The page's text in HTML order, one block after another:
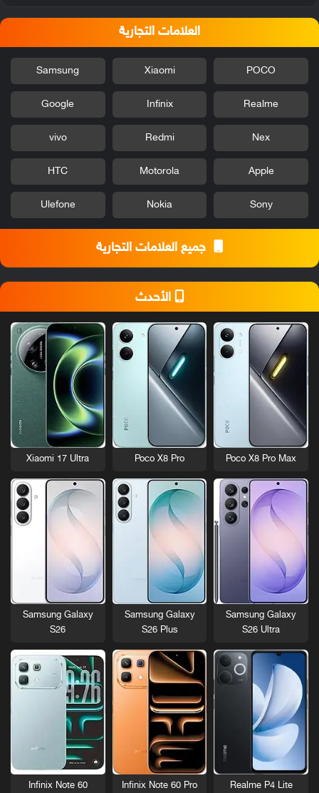
العلامات التجارية
POCO
Xiaomi
Samsung
Realme
Infinix
Google
Nex
Redmi
vivo
Apple
Motorola
HTC
Sony
Nokia
Ulefone
جميع العلامات التجارية
الأحدث
Poco X8 Pro Max
Poco X8 Pro
Xiaomi 17 Ultra
Samsung Galaxy
S26 Ultra
Samsung Galaxy
S26 Plus
Samsung Galaxy
S26
Realme P4 Lite
Infinix Note 60 Pro
Infinix Note 60